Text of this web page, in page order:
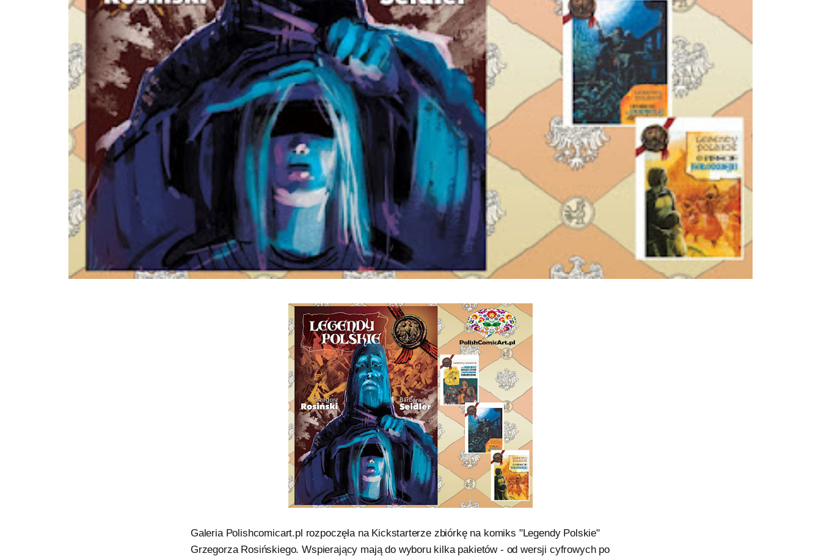
Galeria Polishcomicart.pl rozpoczęła na Kickstarterze zbiórkę na komiks "Legendy Polskie"
Grzegorza Rosińskiego. Wspierający mają do wyboru kilka pakietów - od wersji cyfrowych po